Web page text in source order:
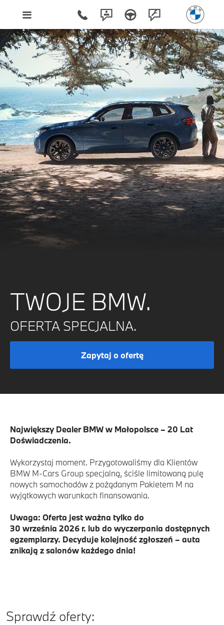
TWOJE BMW.
OFERTA SPECJALNA.
Zapytaj o ofertę
Największy Dealer BMW w Małopolsce – 20 Lat
Doświadczenia.
Wykorzystaj moment. Przygotowaliśmy dla Klientów
BMW M-Cars Group specjalną, ściśle limitowaną pulę
nowych samochodów z pożądanym Pakietem M na
wyjątkowych warunkach finansowania.
Uwaga: Oferta jest ważna tylko do
30 września 2026 r. lub do wyczerpania dostępnych
egzemplarzy. Decyduje kolejność zgłoszeń – auta
znikają z salonów każdego dnia!
Sprawdź oferty: